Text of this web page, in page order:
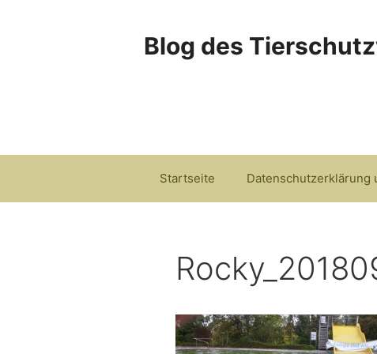
Blog des
Startseite Datenschutzerklärung